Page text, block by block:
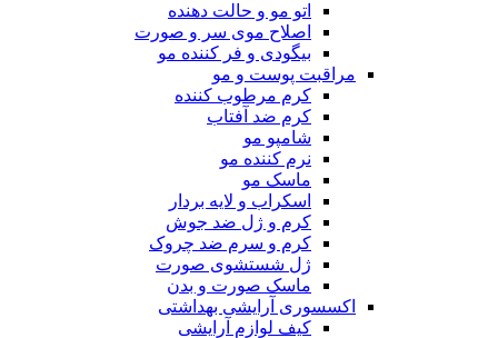
اتو مو و حالت دهنده
اصلاح موی سر و صورت
بیگودی و فر کننده مو
مراقبت پوست و مو
کرم مرطوب کننده
کرم ضد آفتاب
شامپو مو
نرم کننده مو
ماسک مو
اسکراب و لایه بردار
کرم و ژل ضد جوش
کرم و سرم ضد چروک
ژل شستشوی صورت
ماسک صورت و بدن
اکسسوری آرایشی بهداشتی
کیف لوازم آرایشی